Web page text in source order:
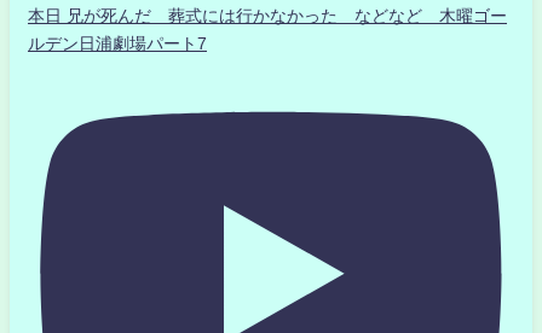
本日 兄が死んだ 葬式には行かなかった などなど 木曜ゴー
ルデン日浦劇場パート7